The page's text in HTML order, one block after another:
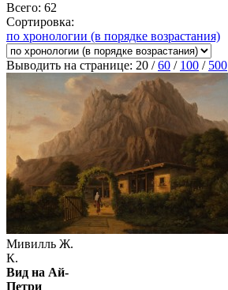
Всего: 62
Сортировка:
по хронологии (в порядке возрастания)
Выводить на странице: 20 /60 / 100 / 500
Мивилль Ж.
К.
Вид на Ай-
Петри